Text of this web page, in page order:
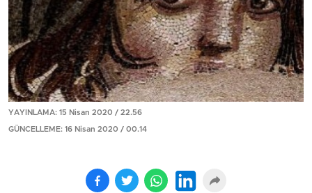
YAYINLAMA: 15 Nisan 2020 / 22.56
GÜNCELLEME: 16 Nisan 2020 / 00.14